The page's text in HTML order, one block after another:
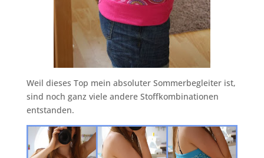
Weil dieses Top mein absoluter Sommerbegleiter ist,
sind noch ganz viele andere Stoffkombinationen
entstanden.